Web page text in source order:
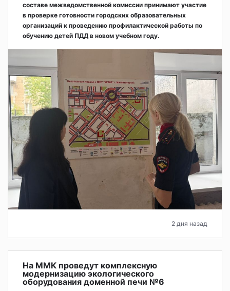
составе межведомственной комиссии принимают участие
в проверке готовности городских образовательных
организаций к проведению профилактической работы по
обучению детей ПДД в новом учебном году.
2 дня назад
На ММК проведут комплексную
модернизацию экологического
оборудования доменной печи №6